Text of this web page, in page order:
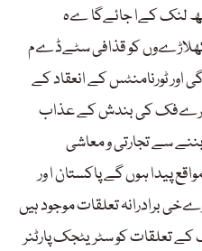
لنک کےا جائےگا ےہ
کو قذافی سٹےڈےم
اور ٹورنامنٹس کے انعقاد کے
ٹرےفک کی بندش کے عذاب
سے تجارتی و معاشی
پیدا ہوں گے پاکستان ا ور
برادرانہ تعلقات موجود ہیں
تعلقات کو سٹریٹجک پارٹنر